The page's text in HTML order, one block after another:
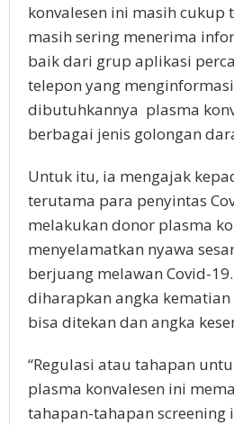
konvalesen ini masih cukup
masih sering menerima
baik dari grup aplikasi
telepon yang
dibutuhkannya plasma
berbagai jenis golongan
Untuk itu, ia mengajak
terutama para penyintas
melakukan donor plasma
menyelamatkan nyawa
berjuang melawan Covid-
diharapkan angka
bisa ditekan dan angka
“Regulasi atau tahapan
plasma konvalesen ini
tahapan-tahapan screening